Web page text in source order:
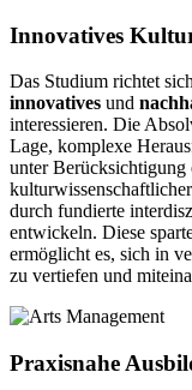
Innovatives
Das Studium richtet
innovatives und
interessieren. Die
Lage, komplexe
unter Berücksichtigung
durch fundierte
entwickeln. Diese
ermöglicht es, sich in
zu vertiefen und
Praxisnahe